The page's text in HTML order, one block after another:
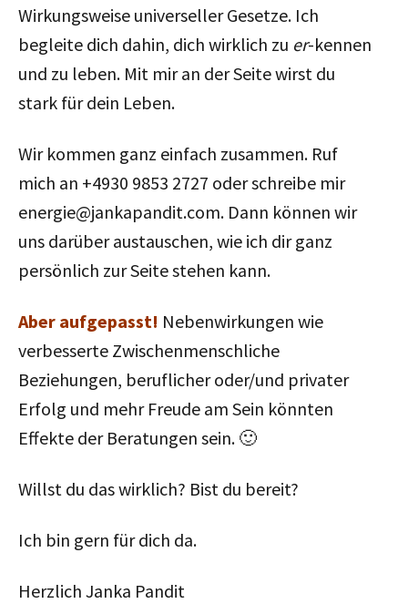
Wirkungsweise universeller Gesetze. Ich
begleite dich dahin, dich wirklich zu er-kennen
und zu leben. Mit mir an der Seite wirst du
stark für dein Leben.
Wir kommen ganz einfach zusammen. Ruf
mich an +4930 9853 2727 oder schreibe mir
energie@jankapandit.com. Dann können wir
uns darüber austauschen, wie ich dir ganz
persönlich zur Seite stehen kann.
Aber aufgepasst! Nebenwirkungen wie
verbesserte Zwischenmenschliche
Beziehungen, beruflicher oder/und privater
Erfolg und mehr Freude am Sein könnten
Effekte der Beratungen sein. 🙂
Willst du das wirklich? Bist du bereit?
Ich bin gern für dich da.
Herzlich Janka Pandit